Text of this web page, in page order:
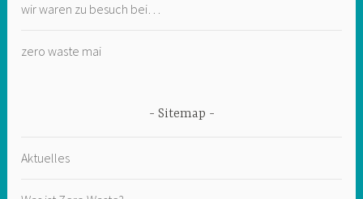
wir waren zu besuch bei…
zero waste mai
Sitemap
Aktuelles